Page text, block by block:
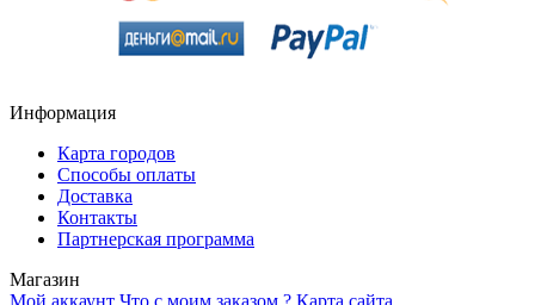
Информация
Карта городов
Способы оплаты
Доставка
Контакты
Партнерская программа
Магазин
Мой аккаунт Что с моим заказом ? Карта сайта